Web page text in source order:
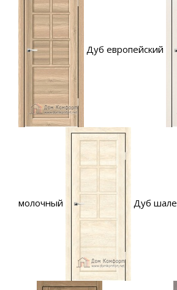
Дуб европейский
молочный Дуб шале